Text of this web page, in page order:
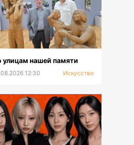
улицам нашей памяти
12:30 Искусство